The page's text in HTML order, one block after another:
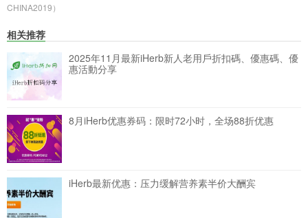
CHINA2019）
相关推荐
2025年11月最新iHerb新人老用戶折扣碼、優惠碼、優
惠活動分享
8月iHerb优惠券码：限时72小时，全场88折优惠
iHerb最新优惠：压力缓解营养素半价大酬宾